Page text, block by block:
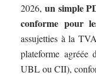
2026,un simple
conforme pour
assujetties à la
plateforme agréée
UBL ou CII),